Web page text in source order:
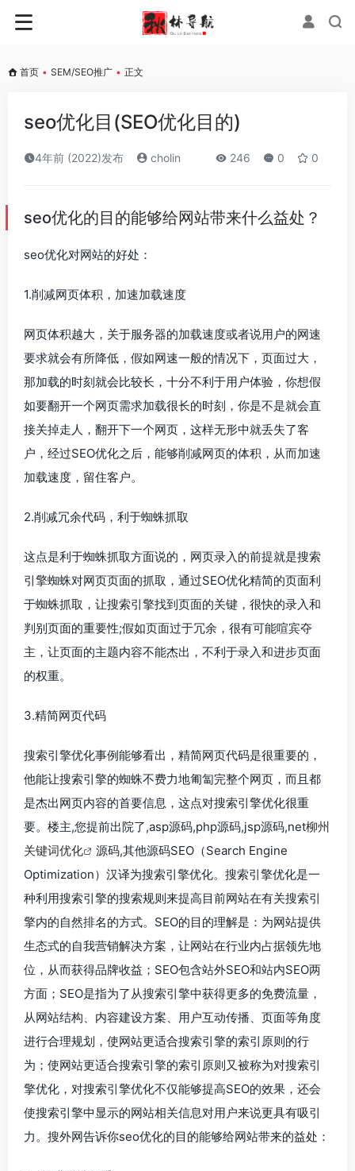
首页 • SEM/SEO推广 • 正文
seo优化目(SEO优化目的)
4年前 (2022)发布 cholin 246 0 0
seo优化的目的能够给网站带来什么益处？
seo优化对网站的好处：
1.削减网页体积，加速加载速度
网页体积越大，关于服务器的加载速度或者说用户的网速
要求就会有所降低，假如网速一般的情况下，页面过大，
那加载的时刻就会比较长，十分不利于用户体验，你想假
如要翻开一个网页需求加载很长的时刻，你是不是就会直
接关掉走人，翻开下一个网页，这样无形中就丢失了客
户，经过SEO优化之后，能够削减网页的体积，从而加速
加载速度，留住客户。
2.削减冗余代码，利于蜘蛛抓取
这点是利于蜘蛛抓取方面说的，网页录入的前提就是搜索
引擎蜘蛛对网页页面的抓取，通过SEO优化精简的页面利
于蜘蛛抓取，让搜索引擎找到页面的关键，很快的录入和
判别页面的重要性;假如页面过于冗余，很有可能喧宾夺
主，让页面的主题内容不能杰出，不利于录入和进步页面
的权重。
3.精简网页代码
搜索引擎优化事例能够看出，精简网页代码是很重要的，
他能让搜索引擎的蜘蛛不费力地匍匐完整个网页，而且都
是杰出网页内容的首要信息，这点对搜索引擎优化很重
要。楼主,您提前出院了,asp源码,php源码,jsp源码,net柳州
关键词优化
源码,其他源码SEO（Search Engine
Optimization）汉译为搜索引擎优化。搜索引擎优化是一
种利用搜索引擎的搜索规则来提高目前网站在有关搜索引
擎内的自然排名的方式。SEO的目的理解是：为网站提供
生态式的自我营销解决方案，让网站在行业内占据领先地
位，从而获得品牌收益；SEO包含站外SEO和站内SEO两
方面；SEO是指为了从搜索引擎中获得更多的免费流量，
从网站结构、内容建设方案、用户互动传播、页面等角度
进行合理规划，使网站更适合搜索引擎的索引原则的行
为；使网站更适合搜索引擎的索引原则又被称为对搜索引
擎优化，对搜索引擎优化不仅能够提高SEO的效果，还会
使搜索引擎中显示的网站相关信息对用户来说更具有吸引
力。搜外网告诉你seo优化的目的能够给网站带来的益处：